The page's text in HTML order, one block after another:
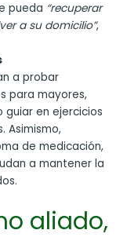
pueda “recuperar
a su domicilio”,
a probar
para mayores,
en ejercicios
Asimismo,
de medicación,
a mantener la
aliado,